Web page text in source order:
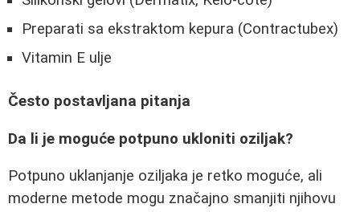
Preparati sa ekstraktom kepura (Contractubex)
Vitamin E ulje
Često postavljana pitanja
Da li je moguće potpuno ukloniti oziljak?
Potpuno uklanjanje oziljaka je retko moguće, ali
moderne metode mogu značajno smanjiti njihovu